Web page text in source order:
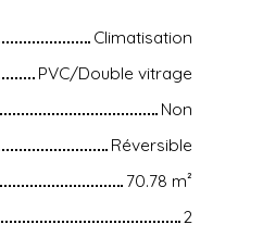
Climatisation
PVC/Double vitrage
Non
Réversible
70.78 m²
2